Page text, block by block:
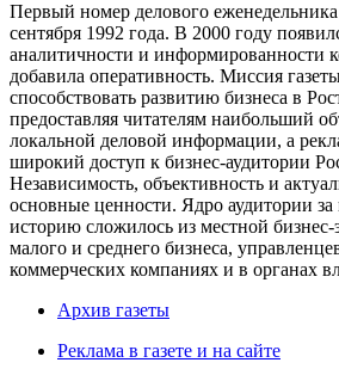
Первый номер делового
сентября 1992 года. В 2000 году
аналитичности и информированности
добавила оперативность. Миссия
способствовать развитию бизнеса в
предоставляя читателям наибольший
локальной деловой информации, а
широкий доступ к бизнес-аудитории
Независимость, объективность и
основные ценности. Ядро аудитории
историю сложилось из местной бизнес-
малого и среднего бизнеса,
коммерческих компаниях и в органах
Архив газеты
Реклама в газете и на сайте